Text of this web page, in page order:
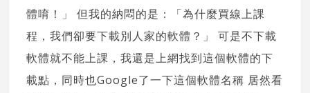
體唷！」 但我的納悶的是：「為什麼買線上課
程，我們卻要下載別人家的軟體？」 可是不下載
軟體就不能上課，我還是上網找到這個軟體的下
載點，同時也Google了一下這個軟體名稱 居然看